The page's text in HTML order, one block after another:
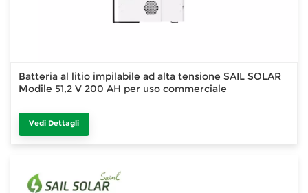
Batteria al litio impilabile ad alta tensione SAIL SOLAR
Modile 51,2 V 200 AH per uso commerciale
Vedi Dettagli